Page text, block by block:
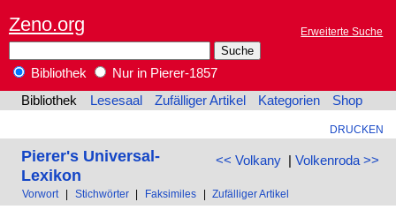
Zeno.org Erweiterte Suche
Bibliothek
Nur in Pierer-1857
Bibliothek
Lesesaal Zufälliger Artikel Kategorien Shop
DRUCKEN
<< Volkany| Volkenroda >>
Pierer's Universal-
Lexikon
Vorwort Stichwörter Faksimiles Zufälliger Artikel